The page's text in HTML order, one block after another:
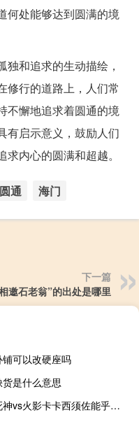
何处能够达到圆满的境
和追求的生动描绘，
修行的道路上，人们常
不懈地追求着圆通的境
有启示意义，鼓励人们
内心的圆满和超越。
圆通 海门
下一篇
邀石老翁”的出处是哪里
铺可以改硬座吗
货是什么意思
死神vs火影卡卡西须佐能乎（卡卡西须佐能乎）